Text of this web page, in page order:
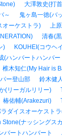
大澤敦史(打
～ 鬼ヶ島一徳(バ
オーケストラ) 上
清春(
) KOUHEI(コウヘ
(ハンバートハンバー
椎木知仁(My Hair is
ー登山部 鈴木健
(リーガルリリー)
椿佑輔(Arakezuri)
ダイスオーケスト
Stone(ナッシングス
バートハンバート